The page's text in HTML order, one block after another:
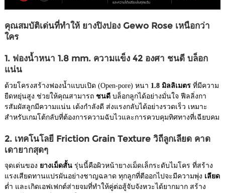
คุณสมบัติเด่นที่ทำให้ ยางปิงปอง Gewo Rose เหนือกว่า
ใคร
1. ฟองน้ำหนา 1.8 mm. ความแข็ง 42 องศา ชนดี บล็อก
แน่น
ด้วยโครงสร้างฟองน้ำแบบเปิด (Open-pore) หนา 1.8 มิลลิเมตร ที่มีความ
ยืดหยุ่นสูง ช่วยให้คุณสามารถ ชนดี บล็อกลูกได้อย่างมั่นใจ ฟีลลิ่งกา
รสัมผัสลูกมีความแน่น เด้งกำลังดี ส่งแรงกลับได้อย่างรวดเร็ว เหมาะ
สำหรับเกมโต้กลับที่ต้องการความฉับไวและการควบคุมทิศทางที่เฉียบคม
2. เทคโนโลยี Friction Grain Texture วิถีลูกเลียด คาด
เดายากสุดๆ
จุดเด่นของ ยางเม็ดสั้น รุ่นนี้คือผิวหน้ายางเม็ดเล็กระดับไมโคร ที่สร้าง
แรงเสียดทานแปรผันอย่างชาญฉลาด ทุกลูกที่ตีออกไปจะมีความพุ่ง เลียด
ต่ำ และเกิดเอฟเฟกต์ส่ายจมที่ทำให้คู่ต่อสู้จับจังหวะได้ยากมาก สร้าง